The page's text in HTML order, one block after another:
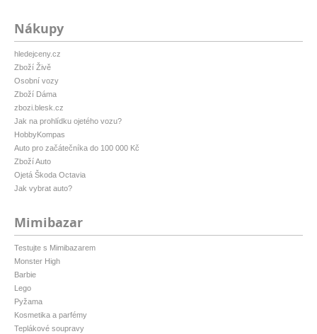
Nákupy
hledejceny.cz
Zboží Živě
Osobní vozy
Zboží Dáma
zbozi.blesk.cz
Jak na prohlídku ojetého vozu?
HobbyKompas
Auto pro začátečníka do 100 000 Kč
Zboží Auto
Ojetá Škoda Octavia
Jak vybrat auto?
Mimibazar
Testujte s Mimibazarem
Monster High
Barbie
Lego
Pyžama
Kosmetika a parfémy
Teplákové soupravy